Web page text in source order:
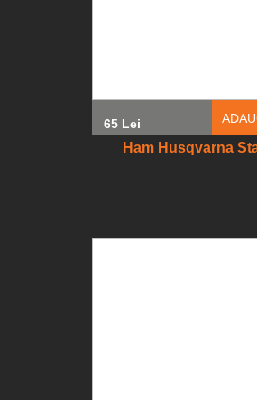
65 Lei
Ham Husqvarna